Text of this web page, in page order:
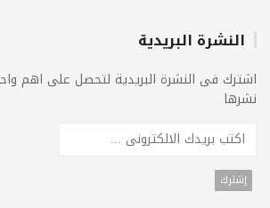
النشرة البريدية
اشترك فى النشرة البريدية لتحصل على اهم
نشرها